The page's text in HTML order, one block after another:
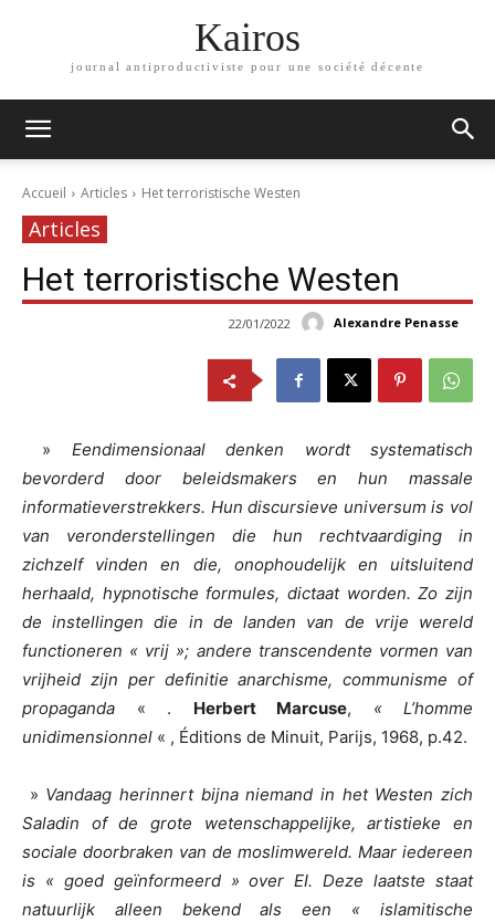
Kairos
journal antiproductiviste pour une société décente
Accueil Articles Het terroristische Westen
Articles
Het terroristische Westen
Alexandre Penasse
22/01/2022
» Eendimensionaal denken wordt systematisch
bevorderd door beleidsmakers en hun massale
informatieverstrekkers. Hun discursieve universum is vol
van veronderstellingen die hun rechtvaardiging in
zichzelf vinden en die, onophoudelijk en uitsluitend
herhaald, hypnotische formules, dictaat worden. Zo zijn
de instellingen die in de landen van de vrije wereld
functioneren « vrij »; andere transcendente vormen van
vrijheid zijn per definitie anarchisme, communisme of
propaganda « . Herbert Marcuse, « L’homme
unidimensionnel « , Éditions de Minuit, Parijs, 1968, p.42.
» Vandaag herinnert bijna niemand in het Westen zich
Saladin of de grote wetenschappelijke, artistieke en
sociale doorbraken van de moslimwereld. Maar iedereen
is « goed geïnformeerd » over EI. Deze laatste staat
natuurlijk alleen bekend als een « islamitische